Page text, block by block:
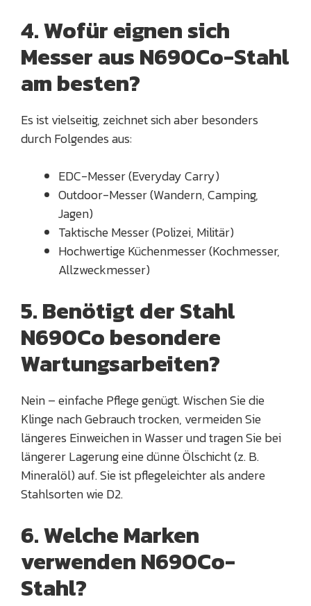
4. Wofür eignen sich
Messer aus N690Co-Stahl
am besten?
Es ist vielseitig, zeichnet sich aber besonders
durch Folgendes aus:
EDC-Messer (Everyday Carry)
Outdoor-Messer (Wandern, Camping,
Jagen)
Taktische Messer (Polizei, Militär)
Hochwertige Küchenmesser (Kochmesser,
Allzweckmesser)
5. Benötigt der Stahl
N690Co besondere
Wartungsarbeiten?
Nein – einfache Pflege genügt. Wischen Sie die
Klinge nach Gebrauch trocken, vermeiden Sie
längeres Einweichen in Wasser und tragen Sie bei
längerer Lagerung eine dünne Ölschicht (z. B.
Mineralöl) auf. Sie ist pflegeleichter als andere
Stahlsorten wie D2.
6. Welche Marken
verwenden N690Co-
Stahl?